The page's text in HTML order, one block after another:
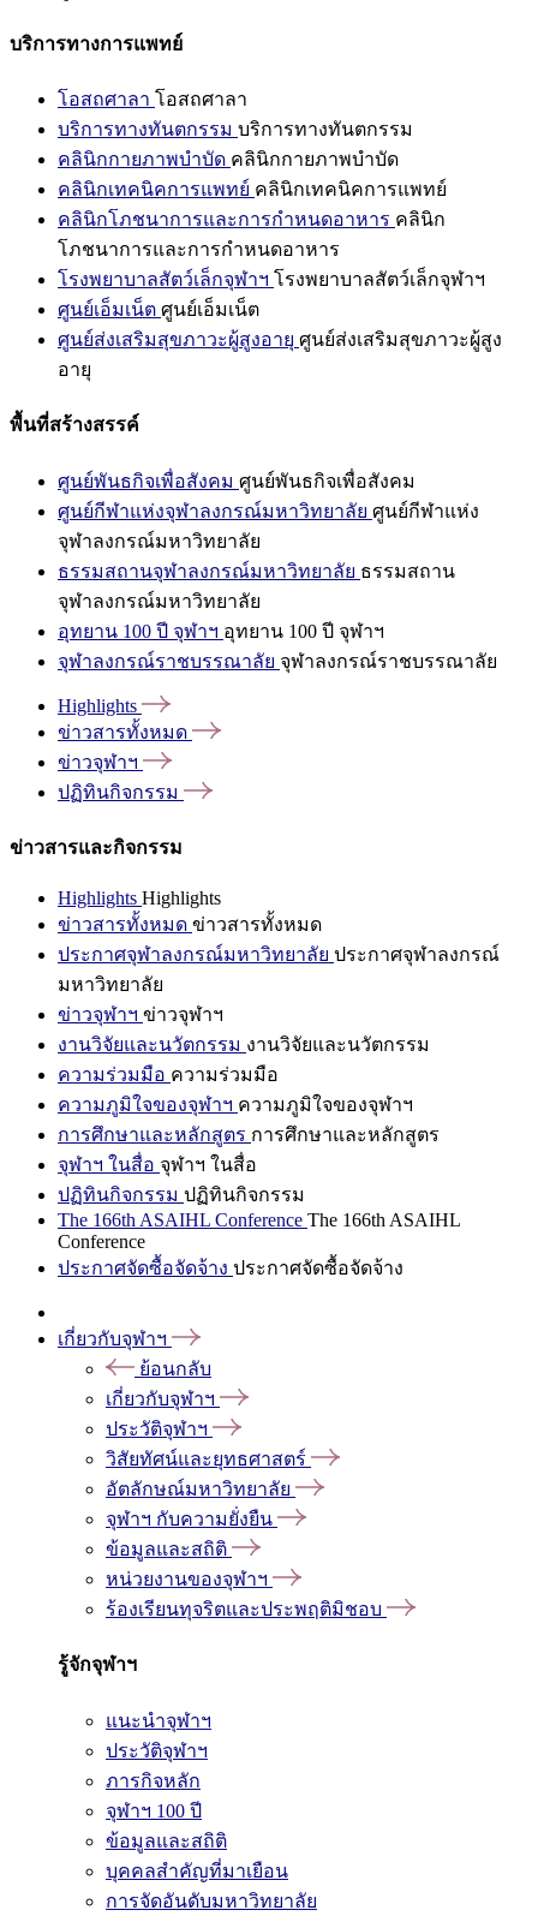
บริการทางการแพทย์
โอสถศาลา โอสถศาลา
บริการทางทันตกรรม บริการทางทันตกรรม
คลินิกกายภาพบำบัด คลินิกกายภาพบำบัด
คลินิกเทคนิคการแพทย์ คลินิกเทคนิคการแพทย์
คลินิกโภชนาการและการกำหนดอาหาร คลินิก
โภชนาการและการกำหนดอาหาร
โรงพยาบาลสัตว์เล็กจุฬาฯ โรงพยาบาลสัตว์เล็กจุฬาฯ
ศูนย์เอ็มเน็ต ศูนย์เอ็มเน็ต
ศูนย์ส่งเสริมสุขภาวะผู้สูงอายุ ศูนย์ส่งเสริมสุขภาวะผู้สูง
อายุ
พื้นที่สร้างสรรค์
ศูนย์พันธกิจเพื่อสังคม ศูนย์พันธกิจเพื่อสังคม
ศูนย์กีฬาแห่งจุฬาลงกรณ์มหาวิทยาลัย ศูนย์กีฬาแห่ง
จุฬาลงกรณ์มหาวิทยาลัย
ธรรมสถานจุฬาลงกรณ์มหาวิทยาลัย ธรรมสถาน
จุฬาลงกรณ์มหาวิทยาลัย
อุทยาน 100 ปี จุฬาฯ อุทยาน 100 ปี จุฬาฯ
จุฬาลงกรณ์ราชบรรณาลัย จุฬาลงกรณ์ราชบรรณาลัย
Highlights
ข่าวสารทั้งหมด
ข่าวจุฬาฯ
ปฏิทินกิจกรรม
ข่าวสารและกิจกรรม
Highlights Highlights
ข่าวสารทั้งหมด ข่าวสารทั้งหมด
ประกาศจุฬาลงกรณ์มหาวิทยาลัย ประกาศจุฬาลงกรณ์
มหาวิทยาลัย
ข่าวจุฬาฯ ข่าวจุฬาฯ
งานวิจัยและนวัตกรรม งานวิจัยและนวัตกรรม
ความร่วมมือ ความร่วมมือ
ความภูมิใจของจุฬาฯ ความภูมิใจของจุฬาฯ
การศึกษาและหลักสูตร การศึกษาและหลักสูตร
จุฬาฯ ในสื่อ จุฬาฯ ในสื่อ
ปฏิทินกิจกรรม ปฏิทินกิจกรรม
The 166th ASAIHL Conference The 166th ASAIHL
Conference
ประกาศจัดซื้อจัดจ้าง ประกาศจัดซื้อจัดจ้าง
เกี่ยวกับจุฬาฯ
ย้อนกลับ
เกี่ยวกับจุฬาฯ
ประวัติจุฬาฯ
วิสัยทัศน์และยุทธศาสตร์
อัตลักษณ์มหาวิทยาลัย
จุฬาฯ กับความยั่งยืน
ข้อมูลและสถิติ
หน่วยงานของจุฬาฯ
ร้องเรียนทุจริตและประพฤติมิชอบ
รู้จักจุฬาฯ
แนะนำจุฬาฯ
ประวัติจุฬาฯ
ภารกิจหลัก
จุฬาฯ 100 ปี
ข้อมูลและสถิติ
บุคคลสำคัญที่มาเยือน
การจัดอันดับมหาวิทยาลัย